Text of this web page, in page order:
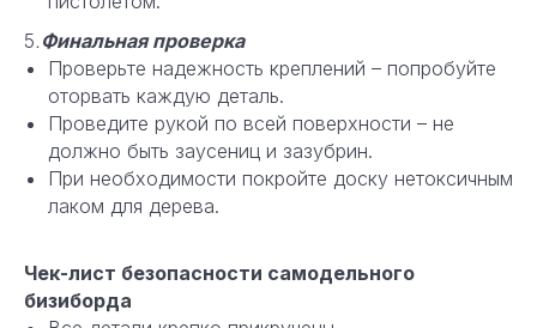
5.Финальная проверка
Проверьте надежность креплений – попробуйте
оторвать каждую деталь.
Проведите рукой по всей поверхности – не
должно быть заусениц и зазубрин.
При необходимости покройте доску нетоксичным
лаком для дерева.
Чек-лист безопасности самодельного
бизиборда